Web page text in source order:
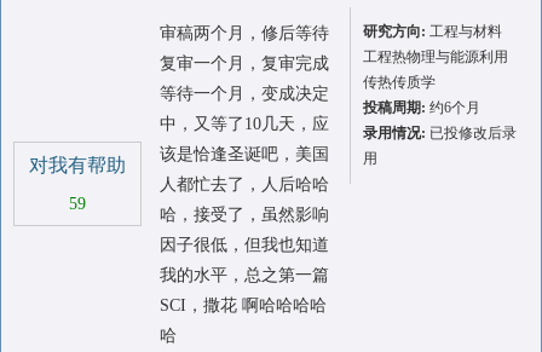
对我有帮助
59
审稿两个月，修后等待
复审一个月，复审完成
等待一个月，变成决定
中，又等了10几天，应
该是恰逢圣诞吧，美国
人都忙去了，人后哈哈
哈，接受了，虽然影响
因子很低，但我也知道
我的水平，总之第一篇
SCI，撒花 啊哈哈哈哈
哈
研究方向: 工程与材料
工程热物理与能源利用
传热传质学
投稿周期: 约6个月
录用情况: 已投修改后录
用